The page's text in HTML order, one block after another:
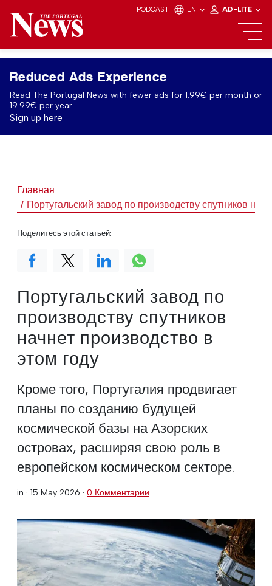
PODCAST EN AD-LITE
Reduced Ads Experience
Read The Portugal News with fewer ads for 1.99€ per month or
19.99€ per year.
Sign up here
Главная
Португальский завод по производству спутников
Португальский завод по
производству спутников
начнет производство в
этом году
Кроме того, Португалия продвигает
планы по созданию будущей
космической базы на Азорских
островах, расширяя свою роль в
европейском космическом секторе.
in · 15 May 2026 · 0 Комментарии
Поделитесь этой статьей: